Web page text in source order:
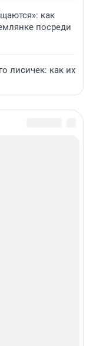
как
посреди
лисичек: как их